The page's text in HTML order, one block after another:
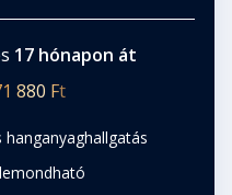
17 hónapon át
880 Ft